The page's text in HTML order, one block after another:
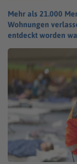
Mehr als 21.000
Wohnungen
entdeckt worden